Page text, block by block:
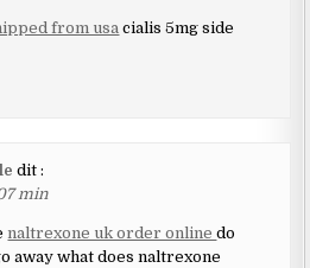
from usacialis 5mg side
dit :
min
naltrexone uk order onlinedo
away what does naltrexone